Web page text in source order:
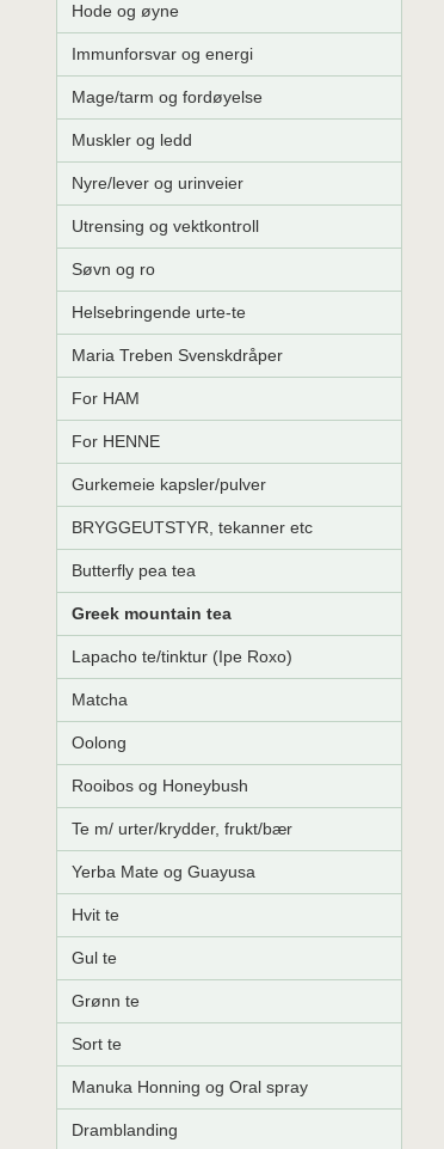
Hode og øyne
Immunforsvar og energi
Mage/tarm og fordøyelse
Muskler og ledd
Nyre/lever og urinveier
Utrensing og vektkontroll
Søvn og ro
Helsebringende urte-te
Maria Treben Svenskdråper
For HAM
For HENNE
Gurkemeie kapsler/pulver
BRYGGEUTSTYR, tekanner etc
Butterfly pea tea
Greek mountain tea
Lapacho te/tinktur (Ipe Roxo)
Matcha
Oolong
Rooibos og Honeybush
Te m/ urter/krydder, frukt/bær
Yerba Mate og Guayusa
Hvit te
Gul te
Grønn te
Sort te
Manuka Honning og Oral spray
Dramblanding